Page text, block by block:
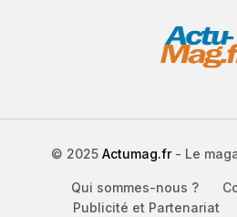
© 2025 Actumag.fr- Le
Qui sommes-nous ?
Publicité et Partenariat